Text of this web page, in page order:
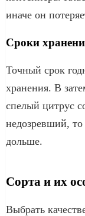
иначе он
Сроки
Точный срок
хранения. В
спелый цитрус
недозревший, то
дольше.
Сорта и их
Выбрать